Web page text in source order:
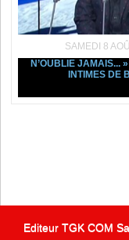
SAMEDI 8
N’OUBLIE JAMAIS...
INTIMES DE
Editeur TGK COM